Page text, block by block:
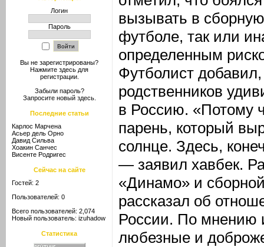
Логин
Пароль
Вы не зарегистрированы?
Нажмите здесь для
регистрации.
Забыли пароль?
Запросите новый здесь.
Последние статьи
Карлос Марчена
Асьер дель Орно
Давид Сильва
Хоакин Санчес
Висенте Родригес
Сейчас на сайте
Гостей: 2
Пользователей: 0
Всего пользователей: 2,074
Новый пользователь: izuhadow
Статистика
вызывать в
футболе, так или
определенным
Футболист
родственников
в Россию. «Потому
парень, который
солнце. Здесь,
— заявил хавбек.
«Динамо» и
рассказал об
России. По мнению
любезные и